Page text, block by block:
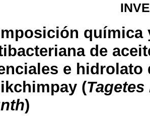
química
de
e hidrolato
(
)